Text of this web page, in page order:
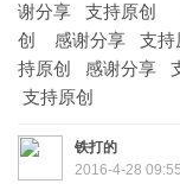
谢分享 支持原创
创 感谢分享 支
持原创 感谢分享
支持原创
铁打的
2016-4-28